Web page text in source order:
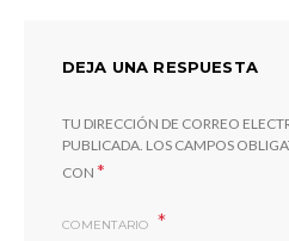
DEJA UNA RESPUESTA
TU DIRECCIÓN DE CORREO
PUBLICADA. LOS CAMPOS
CON *
COMENTARIO